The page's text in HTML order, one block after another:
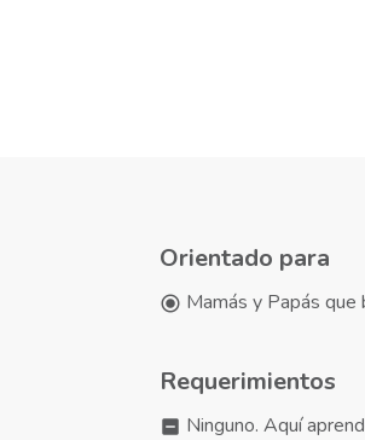
Orientado para
radio_button_checked Mamás y Papás que
Requerimientos
indeterminate_check_box Ninguno. Aquí